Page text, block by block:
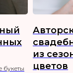
букеты
из
цветов